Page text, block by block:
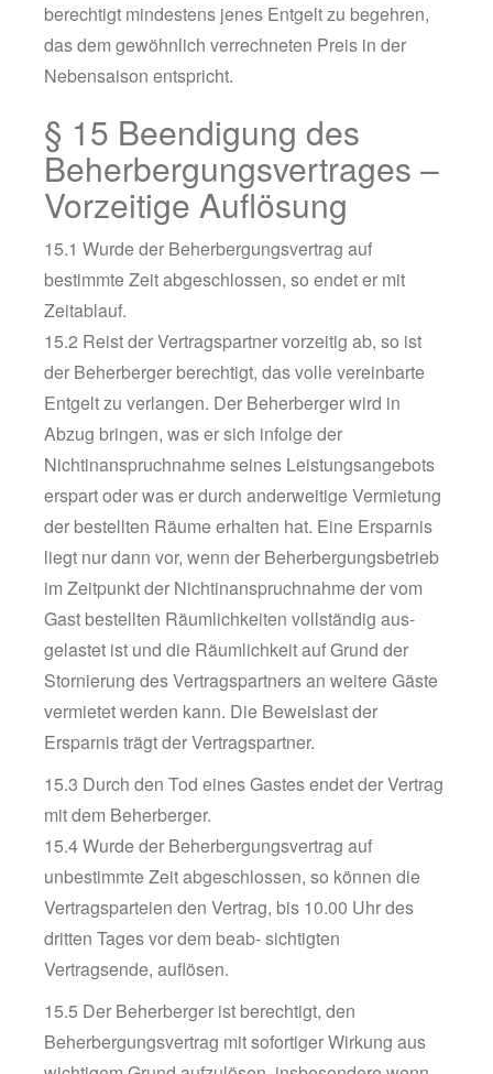
berechtigt mindestens jenes Entgelt zu begehren,
das dem gewöhnlich verrechneten Preis in der
Nebensaison entspricht.
§ 15 Beendigung des
Beherbergungsvertrages –
Vorzeitige Auflösung
15.1 Wurde der Beherbergungsvertrag auf
bestimmte Zeit abgeschlossen, so endet er mit
Zeitablauf.
15.2 Reist der Vertragspartner vorzeitig ab, so ist
der Beherberger berechtigt, das volle vereinbarte
Entgelt zu verlangen. Der Beherberger wird in
Abzug bringen, was er sich infolge der
Nichtinanspruchnahme seines Leistungsangebots
erspart oder was er durch anderweitige Vermietung
der bestellten Räume erhalten hat. Eine Ersparnis
liegt nur dann vor, wenn der Beherbergungsbetrieb
im Zeitpunkt der Nichtinanspruchnahme der vom
Gast bestellten Räumlichkeiten vollständig aus-
gelastet ist und die Räumlichkeit auf Grund der
Stornierung des Vertragspartners an weitere Gäste
vermietet werden kann. Die Beweislast der
Ersparnis trägt der Vertragspartner.
15.3 Durch den Tod eines Gastes endet der Vertrag
mit dem Beherberger.
15.4 Wurde der Beherbergungsvertrag auf
unbestimmte Zeit abgeschlossen, so können die
Vertragsparteien den Vertrag, bis 10.00 Uhr des
dritten Tages vor dem beab- sichtigten
Vertragsende, auflösen.
15.5 Der Beherberger ist berechtigt, den
Beherbergungsvertrag mit sofortiger Wirkung aus